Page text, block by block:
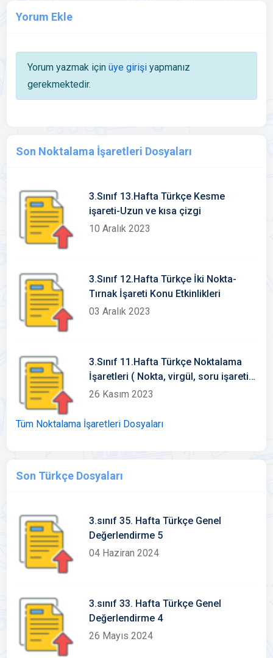
Yorum Ekle
Yorum yazmak için üye girişiyapmanız
gerekmektedir.
Son Noktalama İşaretleri Dosyaları
3.Sınıf 13.Hafta Türkçe Kesme
işareti-Uzun ve kısa çizgi
10 Aralık 2023
3.Sınıf 12.Hafta Türkçe İki Nokta-
Tırnak İşareti Konu Etkinlikleri
03 Aralık 2023
3.Sınıf 11.Hafta Türkçe Noktalama
İşaretleri ( Nokta, virgül, soru işareti,
ünlem)
26 Kasım 2023
Tüm Noktalama İşaretleri Dosyaları
Son Türkçe Dosyaları
3.sınıf 35. Hafta Türkçe Genel
Değerlendirme 5
04 Haziran 2024
3.sınıf 33. Hafta Türkçe Genel
Değerlendirme 4
26 Mayıs 2024